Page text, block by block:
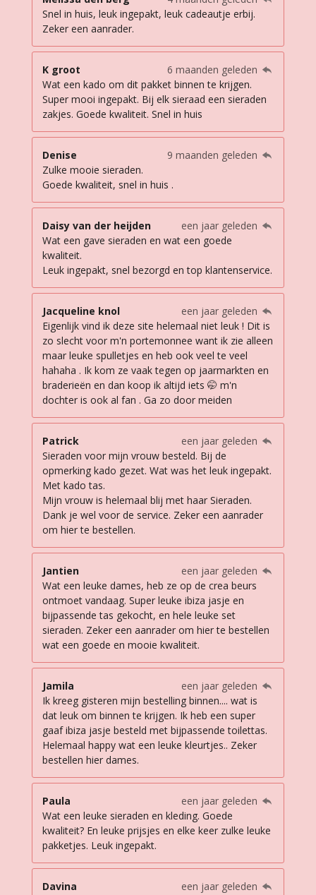
Snel in huis, leuk ingepakt, leuk cadeautje erbij.
Zeker een aanrader.
K groot
6 maanden geleden
Wat een kado om dit pakket binnen te krijgen.
Super mooi ingepakt. Bij elk sieraad een sieraden
zakjes. Goede kwaliteit. Snel in huis
Denise
9 maanden geleden
Zulke mooie sieraden.
Goede kwaliteit, snel in huis .
Daisy van der heijden
een jaar geleden
Wat een gave sieraden en wat een goede
kwaliteit.
Leuk ingepakt, snel bezorgd en top klantenservice.
Jacqueline knol
een jaar geleden
Eigenlijk vind ik deze site helemaal niet leuk ! Dit is
zo slecht voor m'n portemonnee want ik zie alleen
maar leuke spulletjes en heb ook veel te veel
hahaha . Ik kom ze vaak tegen op jaarmarkten en
braderieën en dan koop ik altijd iets 🤭 m'n
dochter is ook al fan . Ga zo door meiden
Patrick
een jaar geleden
Sieraden voor mijn vrouw besteld. Bij de
opmerking kado gezet. Wat was het leuk ingepakt.
Met kado tas.
Mijn vrouw is helemaal blij met haar Sieraden.
Dank je wel voor de service. Zeker een aanrader
om hier te bestellen.
Jantien
een jaar geleden
Wat een leuke dames, heb ze op de crea beurs
ontmoet vandaag. Super leuke ibiza jasje en
bijpassende tas gekocht, en hele leuke set
sieraden. Zeker een aanrader om hier te bestellen
wat een goede en mooie kwaliteit.
Jamila
een jaar geleden
Ik kreeg gisteren mijn bestelling binnen.... wat is
dat leuk om binnen te krijgen. Ik heb een super
gaaf ibiza jasje besteld met bijpassende toilettas.
Helemaal happy wat een leuke kleurtjes.. Zeker
bestellen hier dames.
Paula
een jaar geleden
Wat een leuke sieraden en kleding. Goede
kwaliteit? En leuke prijsjes en elke keer zulke leuke
pakketjes. Leuk ingepakt.
Davina
een jaar geleden